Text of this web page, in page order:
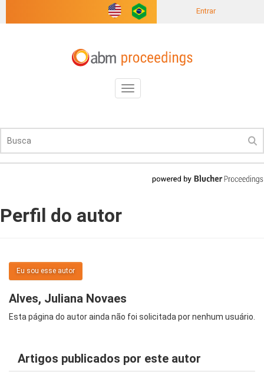
Entrar
Toggle
navigation
Perfil do autor
Eu sou esse autor
Alves, Juliana Novaes
Esta página do autor ainda não foi solicitada por nenhum usuário.
Artigos publicados por este autor